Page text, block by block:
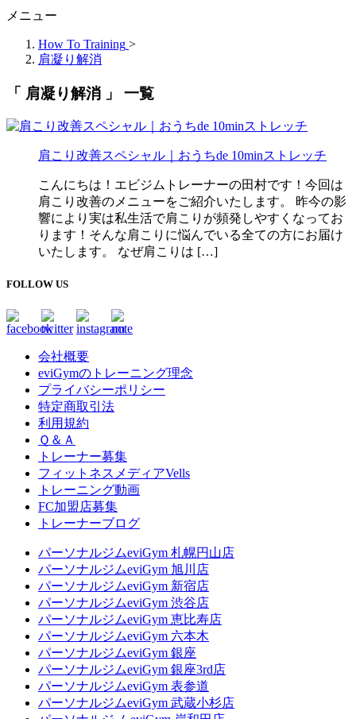
メニュー
How To Training >
肩凝り解消
「 肩凝り解消 」 一覧
肩こり改善スペシャル｜おうちde 10minストレッチ
こんにちは！エビジムトレーナーの田村です！今回は
肩こり改善のメニューをご紹介いたします。 昨今の影
響により実は私生活で肩こりが頻発しやすくなってお
ります！そんな肩こりに悩んでいる全ての方にお届け
いたします。 なぜ肩こりは […]
FOLLOW US
会社概要
eviGymのトレーニング理念
プライバシーポリシー
特定商取引法
利用規約
Ｑ＆Ａ
トレーナー募集
フィットネスメディアVells
トレーニング動画
FC加盟店募集
トレーナーブログ
パーソナルジムeviGym 札幌円山店
パーソナルジムeviGym 旭川店
パーソナルジムeviGym 新宿店
パーソナルジムeviGym 渋谷店
パーソナルジムeviGym 恵比寿店
パーソナルジムeviGym 六本木
パーソナルジムeviGym 銀座
パーソナルジムeviGym 銀座3rd店
パーソナルジムeviGym 表参道
パーソナルジムeviGym 武蔵小杉店